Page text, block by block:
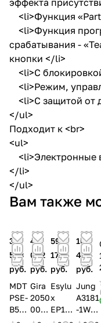
<li>Функция
<li>Функция
срабатывания -
кнопки </li>
<li>С
<li>Режим,
<li>С защитой от
</ul>
Подходит к <br>
<ul>
<li>Электронные
</li>
</ul>
Вам также
38
593
руб.
MDT
PSE-
B552
T01.
40
062
руб.
Gira
2050
005
Датч
59
176
руб.
Esylu
x
EP104
27206
101
420
руб.
Jung
A3181
-1WW
Унив